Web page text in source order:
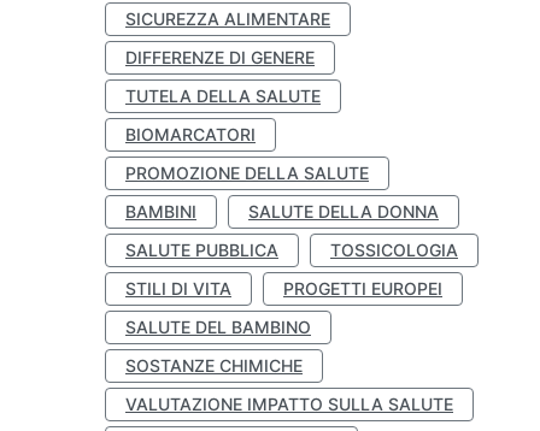
SICUREZZA ALIMENTARE
DIFFERENZE DI GENERE
TUTELA DELLA SALUTE
BIOMARCATORI
PROMOZIONE DELLA SALUTE
BAMBINI
SALUTE DELLA DONNA
SALUTE PUBBLICA
TOSSICOLOGIA
STILI DI VITA
PROGETTI EUROPEI
SALUTE DEL BAMBINO
SOSTANZE CHIMICHE
VALUTAZIONE IMPATTO SULLA SALUTE